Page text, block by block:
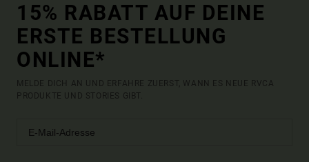
15% RABATT AUF DEINE
ERSTE BESTELLUNG
ONLINE*
MELDE DICH AN UND ERFAHRE ZUERST, WANN ES NEUE RVCA
PRODUKTE UND STORIES GIBT.